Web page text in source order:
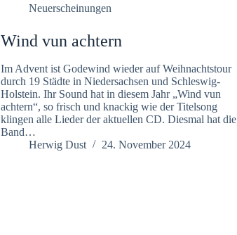
Neuerscheinungen
Wind vun achtern
Im Advent ist Godewind wieder auf Weihnachtstour
durch 19 Städte in Niedersachsen und Schleswig-
Holstein. Ihr Sound hat in diesem Jahr „Wind vun
achtern“, so frisch und knackig wie der Titelsong
klingen alle Lieder der aktuellen CD. Diesmal hat die
Band…
Herwig Dust
24. November 2024